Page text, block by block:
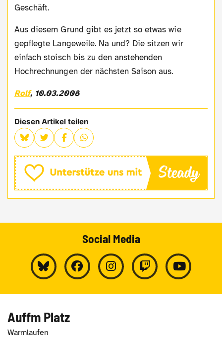
Geschäft.
Aus diesem Grund gibt es jetzt so etwas wie
gepflegte Langeweile. Na und? Die sitzen wir
einfach stoisch bis zu den anstehenden
Hochrechnungen der nächsten Saison aus.
Rolf, 10.03.2008
Diesen Artikel teilen
Social Media
Auffm Platz
Warmlaufen